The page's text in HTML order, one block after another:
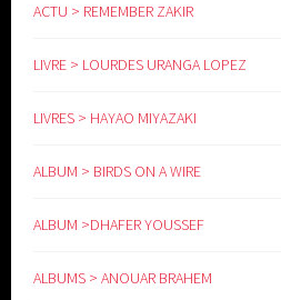
ACTU > REMEMBER ZAKIR
LIVRE > LOURDES URANGA LOPEZ
LIVRES > HAYAO MIYAZAKI
ALBUM > BIRDS ON A WIRE
ALBUM >DHAFER YOUSSEF
ALBUMS > ANOUAR BRAHEM